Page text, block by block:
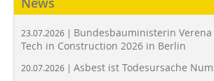
23.07.2026 | Bundesbauministerin
Tech in Construction 2026 in Berlin
20.07.2026 | Asbest ist Todesursache